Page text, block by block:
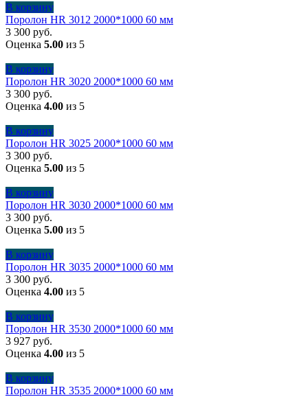
В корзину
Поролон HR 3012 2000*1000 60 мм
3 300 руб.
Оценка 5.00 из 5
В корзину
Поролон HR 3020 2000*1000 60 мм
3 300 руб.
Оценка 4.00 из 5
В корзину
Поролон HR 3025 2000*1000 60 мм
3 300 руб.
Оценка 5.00 из 5
В корзину
Поролон HR 3030 2000*1000 60 мм
3 300 руб.
Оценка 5.00 из 5
В корзину
Поролон HR 3035 2000*1000 60 мм
3 300 руб.
Оценка 4.00 из 5
В корзину
Поролон HR 3530 2000*1000 60 мм
3 927 руб.
Оценка 4.00 из 5
В корзину
Поролон HR 3535 2000*1000 60 мм